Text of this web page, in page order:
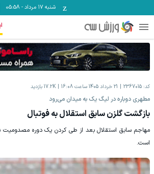
شنبه ۱۷ مرداد -
05:58
کد: 2367015 21 خرداد 1405 ساعت 16:08 17.2K بازدید
مطهری دوباره در لیگ یک به میدان می‌رود
بازگشت گلزن سابق استقلال به فوتبال
مهاجم سابق استقلال بعد از طی کردن یک دوره مصدومیت
است.